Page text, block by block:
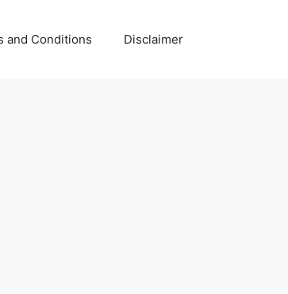
and Conditions Disclaimer